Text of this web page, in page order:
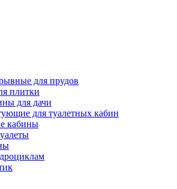
для прудов
плитки
для дачи
для туалетных кабин
кабины